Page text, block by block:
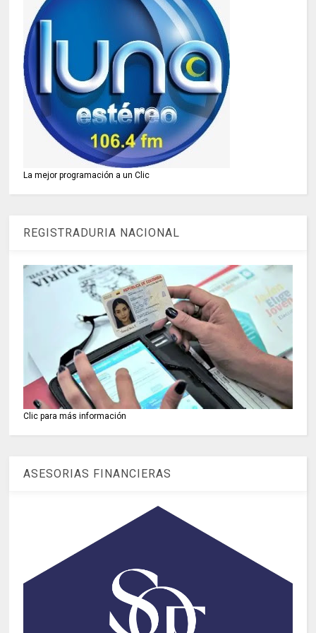
La mejor programación a un Clic
REGISTRADURIA NACIONAL
Clic para más información
ASESORIAS FINANCIERAS